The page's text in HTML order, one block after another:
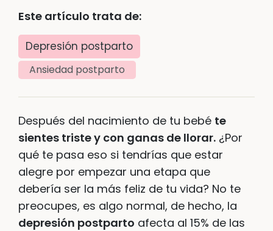
Este artículo trata de:
Depresión postparto
Ansiedad postparto
Después del nacimiento de tu bebé te
sientes triste y con ganas de llorar. ¿Por
qué te pasa eso si tendrías que estar
alegre por empezar una etapa que
debería ser la más feliz de tu vida? No te
preocupes, es algo normal, de hecho, la
depresión postparto afecta al 15% de las